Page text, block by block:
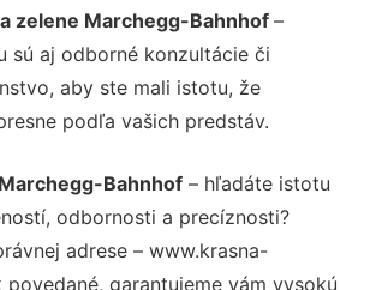
zelene Marchegg-Bahnhof –
sú aj odborné konzultácie či
aby ste mali istotu, že
podľa vašich predstáv.
Bahnhof – hľadáte istotu
odbornosti a precíznosti?
adrese – www.krasna-
povedané, garantujeme vám vysokú